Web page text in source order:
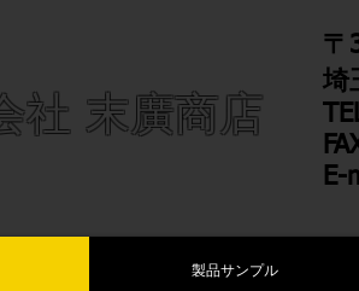
社 末廣商店
製品サンプル
〒
埼
E-